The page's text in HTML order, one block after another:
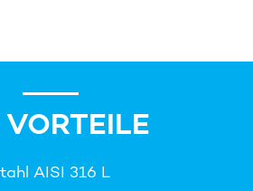
VORTEILE
AISI 316 L